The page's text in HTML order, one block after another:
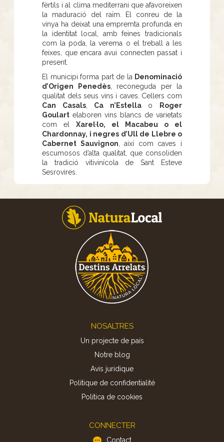
fèrtils i al clima mediterrani que afavoreixen
la maduració del raïm. El conreu de la
vinya ha deixat una empremta profunda en
la identitat local, amb feines tradicionals
com la poda, la verema o el treball a les
feixes, que encara avui connecten passat i
present.
El municipi forma part de la Denominació
d’Origen Penedès, reconeguda per la
qualitat dels seus vins i caves. Cellers com
Can Casals, Ca n’Estellao
Roger
Goulart elaboren vins blancs de varietats
com el Xarel·lo, el Macabeu o el
Chardonnay, i negres d’Ull de Llebre o
Cabernet Sauvignon , així com caves i
escumosos d’alta qualitat, que consoliden
la tradició vitivinícola de Sant Esteve
Sesrovires.
NOSALTRES
Un projecte de país
Notre blog
Avis juridique
Politique de confidentialité
Politica de cookies
CONNECTER
Contact